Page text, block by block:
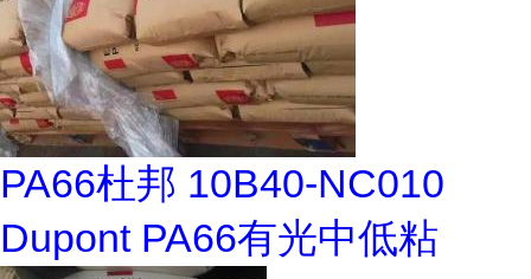
PA66杜邦 10B40-NC010
Dupont PA66有光中低粘